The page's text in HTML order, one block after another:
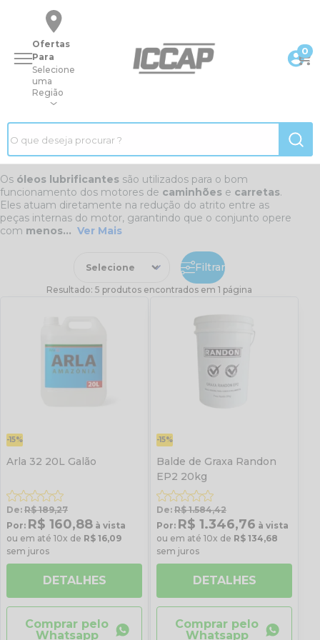
Ofertas
Para
Selecione
uma
Região
0
Óleos Lubrificantes
Os óleos lubrificantes são utilizados para o bom
funcionamento dos motores de caminhões e carretas.
Eles atuam diretamente na redução do atrito entre as
peças internas do motor, garantindo que o conjunto opere
com menos... Ver Mais
Resultado: 5 produtos encontrados em 1 página
Filtrar
-15%
Arla 32 20L Galão
De: R$ 189,27
Por: R$ 160,88 à vista
ou em até 10x de R$ 16,09
sem juros
DETALHES
Comprar pelo
Whatsapp
-15%
Balde de Graxa Randon
EP2 20kg
De: R$ 1.584,42
Por: R$ 1.346,76 à vista
ou em até 10x de R$ 134,68
sem juros
DETALHES
Comprar pelo
Whatsapp